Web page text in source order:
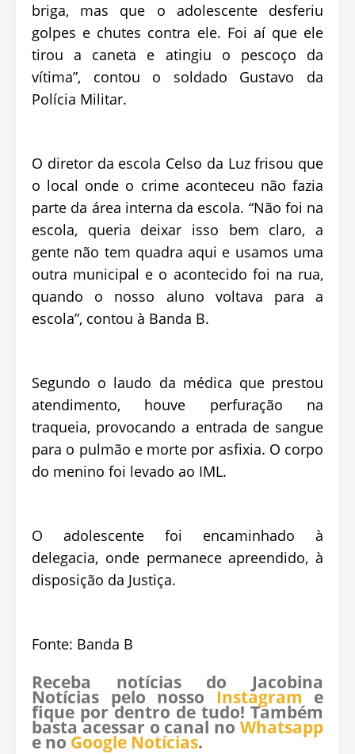
briga, mas que o adolescente desferiu
golpes e chutes contra ele. Foi aí que ele
tirou a caneta e atingiu o pescoço da
vítima”, contou o soldado Gustavo da
Polícia Militar.
O diretor da escola Celso da Luz frisou que
o local onde o crime aconteceu não fazia
parte da área interna da escola. “Não foi na
escola, queria deixar isso bem claro, a
gente não tem quadra aqui e usamos uma
outra municipal e o acontecido foi na rua,
quando o nosso aluno voltava para a
escola”, contou à Banda B.
Segundo o laudo da médica que prestou
atendimento, houve perfuração na
traqueia, provocando a entrada de sangue
para o pulmão e morte por asfixia. O corpo
do menino foi levado ao IML.
O adolescente foi encaminhado à
delegacia, onde permanece apreendido, à
disposição da Justiça.
Fonte: Banda B
Receba notícias do Jacobina
Notícias pelo nosso Instagram e
fique por dentro de tudo! Também
basta acessar o canal no Whatsapp
e no Google Notícias.